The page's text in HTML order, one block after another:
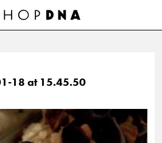
18 at 15.45.50